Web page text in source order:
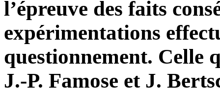
l’épreuve des faits
expérimentations
questionnement. Celle
J.-P. Famose et J.